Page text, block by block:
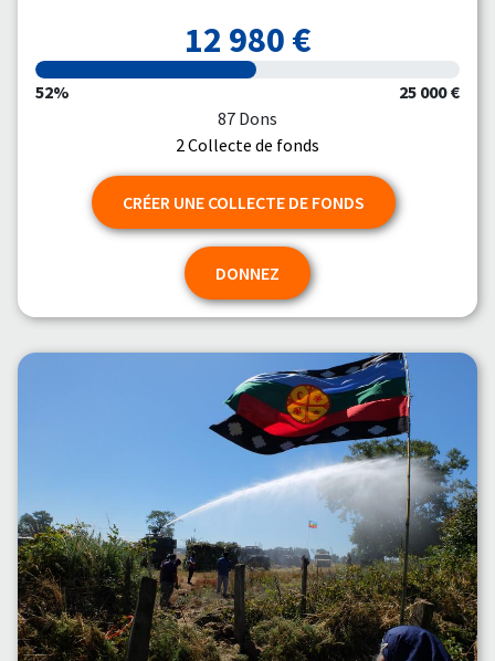
12 980 €
52%
25 000 €
87 Dons
2 Collecte de fonds
CRÉER UNE COLLECTE DE FONDS
DONNEZ